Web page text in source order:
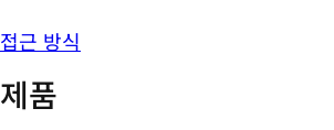
접근 방식
제품